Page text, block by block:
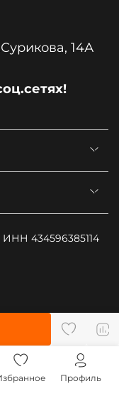
ул.Сурикова, 14А
434596385114
Профиль
= "text/javascript";